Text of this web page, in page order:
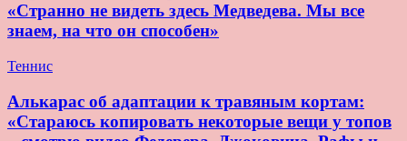
«Странно не видеть здесь Медведева. Мы все
знаем, на что он способен»
Теннис
Алькарас об адаптации к травяным кортам:
«Стараюсь копировать некоторые вещи у топов